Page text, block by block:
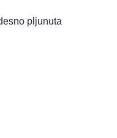
pljunuta